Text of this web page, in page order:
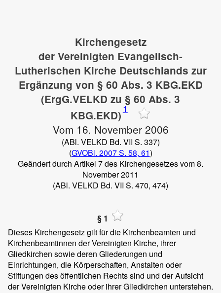
Kirchengesetz
der Vereinigten Evangelisch-
Lutherischen Kirche Deutschlands zur
Ergänzung von § 60 Abs. 3 KBG.EKD
(ErgG.VELKD zu § 60 Abs. 3
KBG.EKD) 1
Vom 16. November 2006
(ABl. VELKD Bd. VII S. 337)
(GVOBl. 2007 S. 58, 61)
Geändert durch Artikel 7 des Kirchengesetzes vom 8.
November 2011
(ABl. VELKD Bd. VII S. 470, 474)
§ 1
Dieses Kirchengesetz gilt für die Kirchenbeamten und
Kirchenbeamtinnen der Vereinigten Kirche, ihrer
Gliedkirchen sowie deren Gliederungen und
Einrichtungen, die Körperschaften, Anstalten oder
Stiftungen des öffentlichen Rechts sind und der Aufsicht
der Vereinigten Kirche oder ihrer Gliedkirchen unterstehen.